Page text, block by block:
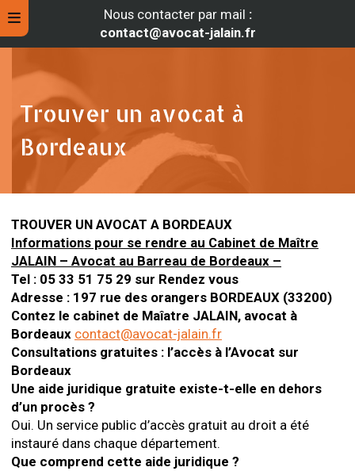
Nous contacter par mail :
contact@avocat-jalain.fr
Trouver un avocat à
Bordeaux
TROUVER UN AVOCAT A BORDEAUX
Informations pour se rendre au Cabinet de Maître
JALAIN – Avocat au Barreau de Bordeaux –
Tel : 05 33 51 75 29 sur Rendez vous
Adresse : 197 rue des orangers BORDEAUX (33200)
Contez le cabinet de Maîatre JALAIN, avocat à
Bordeaux contact@avocat-jalain.fr
Consultations gratuites : l’accès à l’Avocat sur
Bordeaux
Une aide juridique gratuite existe-t-elle en dehors
d’un procès ?
Oui. Un service public d’accès gratuit au droit a été
instauré dans chaque département.
Que comprend cette aide juridique ?